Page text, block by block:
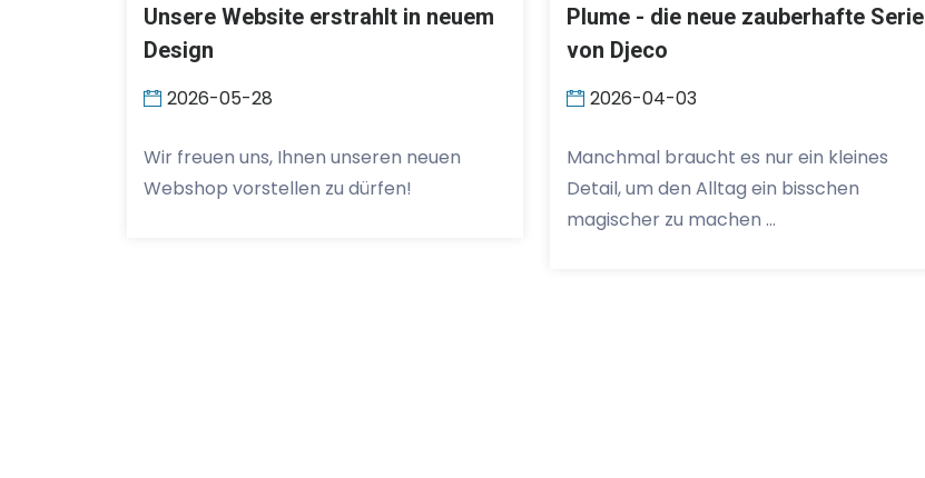
Unsere Website erstrahlt in neuem
Design
2026-05-28
Wir freuen uns, Ihnen unseren neuen
Webshop vorstellen zu dürfen!
Plume - die neue zauberhafte Serie
von Djeco
2026-04-03
Manchmal braucht es nur ein kleines
Detail, um den Alltag ein bisschen
magischer zu machen …